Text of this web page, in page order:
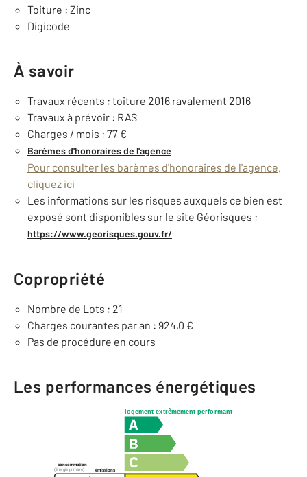
Toiture : Zinc
Digicode
À savoir
Travaux récents : toiture 2016 ravalement 2016
Travaux à prévoir : RAS
Charges / mois : 77 €
Barèmes d'honoraires de l'agence
Pour consulter les barèmes d'honoraires de l'agence,
cliquez ici
Les informations sur les risques auxquels ce bien est
exposé sont disponibles sur le site Géorisques :
https://www.georisques.gouv.fr/
Copropriété
Nombre de Lots : 21
Charges courantes par an : 924,0 €
Pas de procédure en cours
Les performances énergétiques
logement extrêmement performant
consommation
émissions
(énergie primaire)